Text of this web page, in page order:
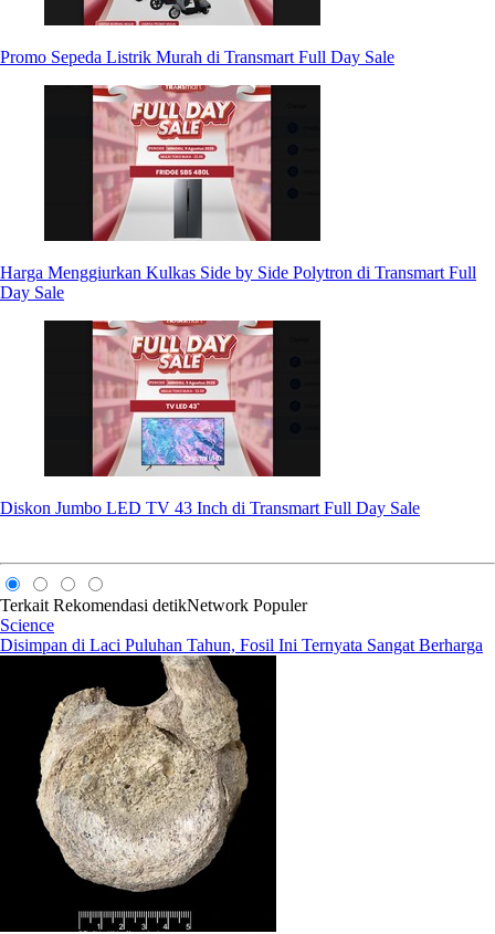
Promo Sepeda Listrik Murah di Transmart Full Day Sale
Harga Menggiurkan Kulkas Side by Side Polytron di Transmart Full
Day Sale
Diskon Jumbo LED TV 43 Inch di Transmart Full Day Sale
Terkait Rekomendasi detikNetwork Populer
Science
Disimpan di Laci Puluhan Tahun, Fosil Ini Ternyata Sangat Berharga